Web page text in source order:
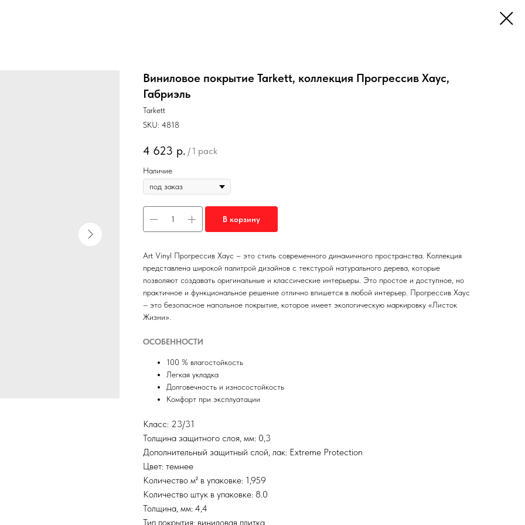
Виниловое покрытие Tarkett, коллекция Прогрессив Хаус,
Габриэль
Tarkett
SKU: 4818
4 623 р. / 1 pack
Наличие
В корзину
Art Vinyl Прогрессив Хаус – это стиль современного динамичного пространства. Коллекция
представлена широкой палитрой дизайнов c текстурой натурального дерева, которые
позволяют создавать оригинальные и классические интерьеры. Это простое и доступное, но
практичное и функциональное решение отлично впишется в любой интерьер. Прогрессив Хаус
– это безопасное напольное покрытие, которое имеет экологическую маркировку «Листок
Жизни».
ОСОБЕННОСТИ
100 % влагостойкость
Легкая укладка
Долговечность и износостойкость
Комфорт при эксплуатации
Класс: 23/31
Толщина защитного слоя, мм: 0,3
Дополнительный защитный слой, лак: Extreme Protection
Цвет: темнее
Количество м² в упаковке: 1,959
Количество штук в упаковке: 8.0
Толщина, мм: 4,4
Тип покрытия: виниловая плитка